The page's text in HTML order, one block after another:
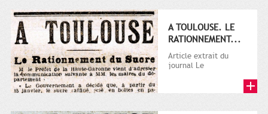
A TOULOUSE. LE
RATIONNEMENT...
Article extrait du
journal Le